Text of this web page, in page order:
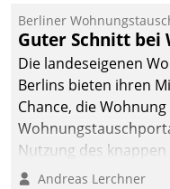
Berliner
Guter Schnitt bei
Die landeseigenen
Berlins bieten ihren
Chance, die
Nutzung des
Anwendungsfall für
Andreas Lerchner